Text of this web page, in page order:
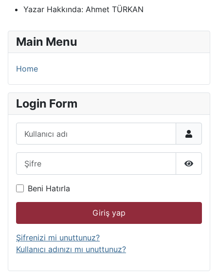
Yazar Hakkında: Ahmet TÜRKAN
Main Menu
Home
Login Form
Şifreyi
Beni Hatırla
Giriş yap
Şifrenizi mi unuttunuz?
Kullanıcı adınızı mı unuttunuz?